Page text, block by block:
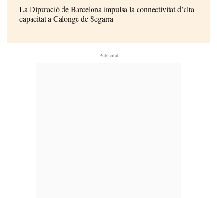
La Diputació de Barcelona impulsa la connectivitat d’alta
capacitat a Calonge de Segarra
- Publicitat -